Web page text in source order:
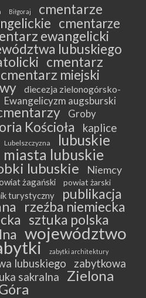
Biłgoraj
cmentarze
cmentarze
ewangelicki
lubuskiego
cmentarz
cmentarz miejski
diecezja zielonogórsko-
Ewangelicyzm augsburski
Groby
Kościoła kaplice
Lubelszczyzna lubuskie
miasta lubuskie
lubuskie Niemcy
żagański powiat żarski
turystyczny
publikacja
rzeźba niemiecka
sztuka polska
województwo
zabytki architektury
lubuskiego
zabytkowa
sakralna
Zielona